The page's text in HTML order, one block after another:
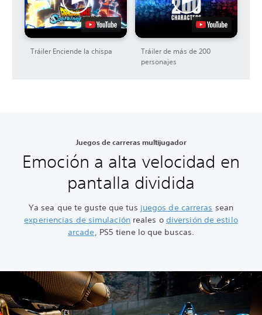
Tráiler Enciende la chispa
Tráiler de más de 200
personajes
Juegos de carreras multijugador
Emoción a alta velocidad en
pantalla dividida
Ya sea que te guste que tus juegos de carreras sean
experiencias de simulaciónreales o diversión de estilo
arcade, PS5 tiene lo que buscas.